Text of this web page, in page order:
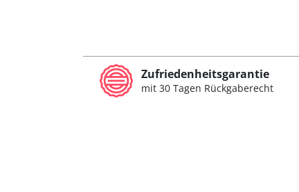
Zufriedenheitsgarantie
mit 30 Tagen Rückgaberecht